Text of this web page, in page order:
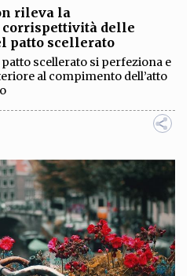
rileva la
delle
patto scellerato
scellerato si perfeziona e
al compimento dell’atto